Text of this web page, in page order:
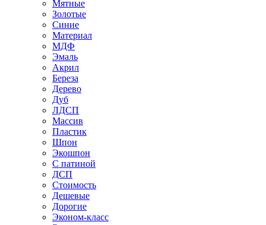
Мятные
Золотые
Синие
Материал
МДФ
Эмаль
Акрил
Береза
Дерево
Дуб
ЛДСП
Массив
Пластик
Шпон
Экошпон
С патиной
ДСП
Стоимость
Дешевые
Дорогие
Эконом-класс